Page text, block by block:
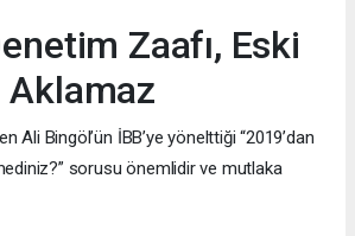
Zaafı, Eski
Ali Bingöl’ün İBB’ye yönelttiği “2019’dan
sorusu önemlidir ve mutlaka